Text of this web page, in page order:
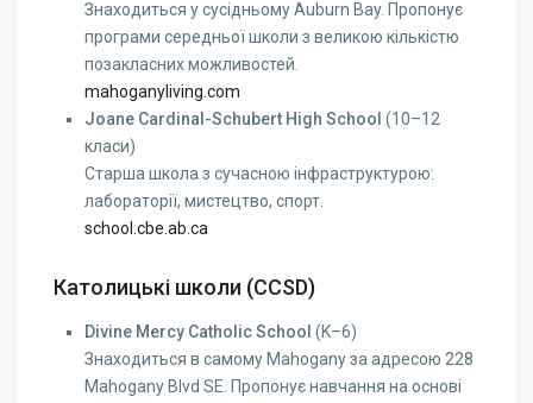
Знаходиться у сусідньому Auburn Bay. Пропонує
програми середньої школи з великою кількістю
позакласних можливостей.
mahoganyliving.com
Joane Cardinal-Schubert High School (10–12
класи)
Старша школа з сучасною інфраструктурою:
лабораторії, мистецтво, спорт.
school.cbe.ab.ca
Католицькі школи (CCSD)
Divine Mercy Catholic School (K–6)
Знаходиться в самому Mahogany за адресою 228
Mahogany Blvd SE. Пропонує навчання на основі